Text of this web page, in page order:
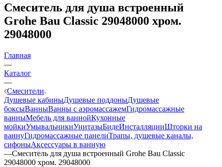
Смеситель для душа встроенный
Grohe Bau Classic 29048000 хром.
29048000
Главная
—
Каталог
—
Смесители
Душевые кабиныДушевые поддоныДушевые
боксыВанныВанны с аэромассажемГидромассажные
ванныМебель для ваннойКухонные
мойкиУмывальникиУнитазыБидеИнсталляцииШторки на
ваннуГидромассажные панелиТрапы, душевые каналы,
сифоныАксессуары в ванную
—Смеситель для душа встроенный Grohe Bau Classic
29048000 хром. 29048000